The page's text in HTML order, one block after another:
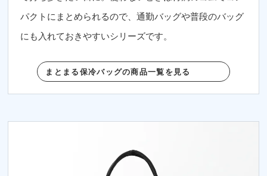
パクトにまとめられるので、通勤バッグや普段のバッグ
にも入れておきやすいシリーズです。
まとまる保冷バッグの商品一覧を見る